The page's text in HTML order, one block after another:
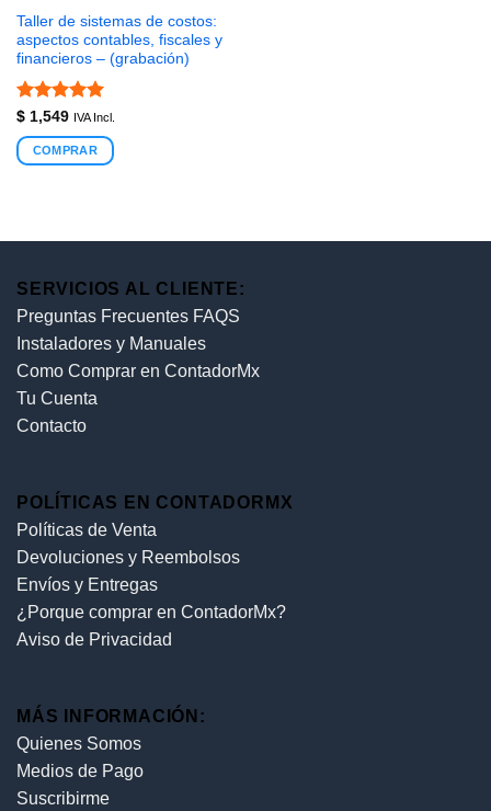
Taller de sistemas de costos:
aspectos contables, fiscales y
financieros – (grabación)
Valorado
con5de 5
$1,549 IVA Incl.
COMPRAR
SERVICIOS AL CLIENTE:
Preguntas Frecuentes FAQS
Instaladores y Manuales
Como Comprar en ContadorMx
Tu Cuenta
Contacto
POLÍTICAS EN CONTADORMX
Políticas de Venta
Devoluciones y Reembolsos
Envíos y Entregas
¿Porque comprar en ContadorMx?
Aviso de Privacidad
MÁS INFORMACIÓN:
Quienes Somos
Medios de Pago
Suscribirme